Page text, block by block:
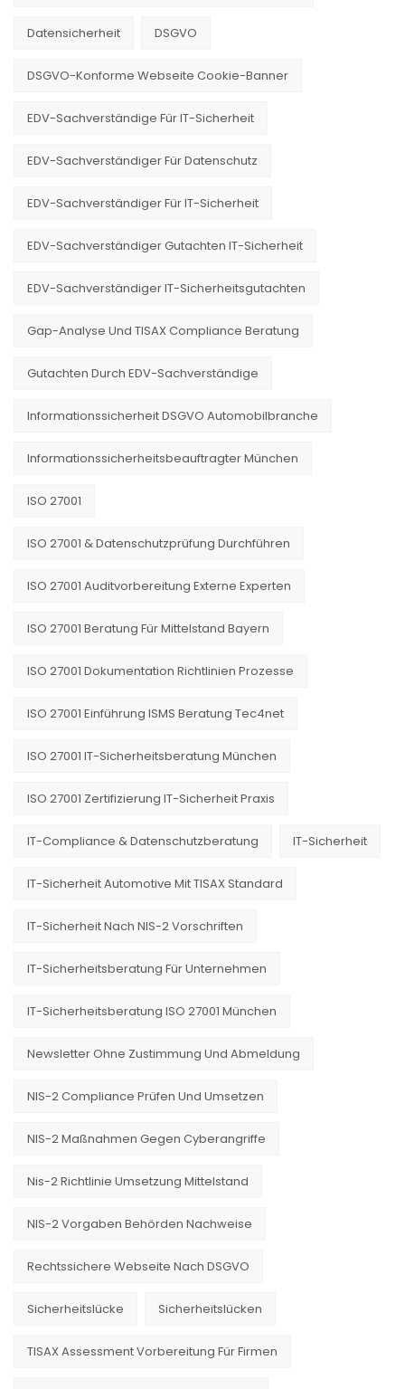
Datensicherheit DSGVO
DSGVO-Konforme Webseite Cookie-Banner
EDV-Sachverständige Für IT-Sicherheit
EDV-Sachverständiger Für Datenschutz
EDV-Sachverständiger Für IT-Sicherheit
EDV-Sachverständiger Gutachten IT-Sicherheit
EDV-Sachverständiger IT-Sicherheitsgutachten
Gap-Analyse Und TISAX Compliance Beratung
Gutachten Durch EDV-Sachverständige
Informationssicherheit DSGVO Automobilbranche
Informationssicherheitsbeauftragter München
ISO 27001
ISO 27001 & Datenschutzprüfung Durchführen
ISO 27001 Auditvorbereitung Externe Experten
ISO 27001 Beratung Für Mittelstand Bayern
ISO 27001 Dokumentation Richtlinien Prozesse
ISO 27001 Einführung ISMS Beratung Tec4net
ISO 27001 IT-Sicherheitsberatung München
ISO 27001 Zertifizierung IT-Sicherheit Praxis
IT-Compliance & Datenschutzberatung IT-Sicherheit
IT-Sicherheit Automotive Mit TISAX Standard
IT-Sicherheit Nach NIS-2 Vorschriften
IT-Sicherheitsberatung Für Unternehmen
IT-Sicherheitsberatung ISO 27001 München
Newsletter Ohne Zustimmung Und Abmeldung
NIS-2 Compliance Prüfen Und Umsetzen
NIS-2 Maßnahmen Gegen Cyberangriffe
Nis-2 Richtlinie Umsetzung Mittelstand
NIS-2 Vorgaben Behörden Nachweise
Rechtssichere Webseite Nach DSGVO
Sicherheitslücke Sicherheitslücken
TISAX Assessment Vorbereitung Für Firmen